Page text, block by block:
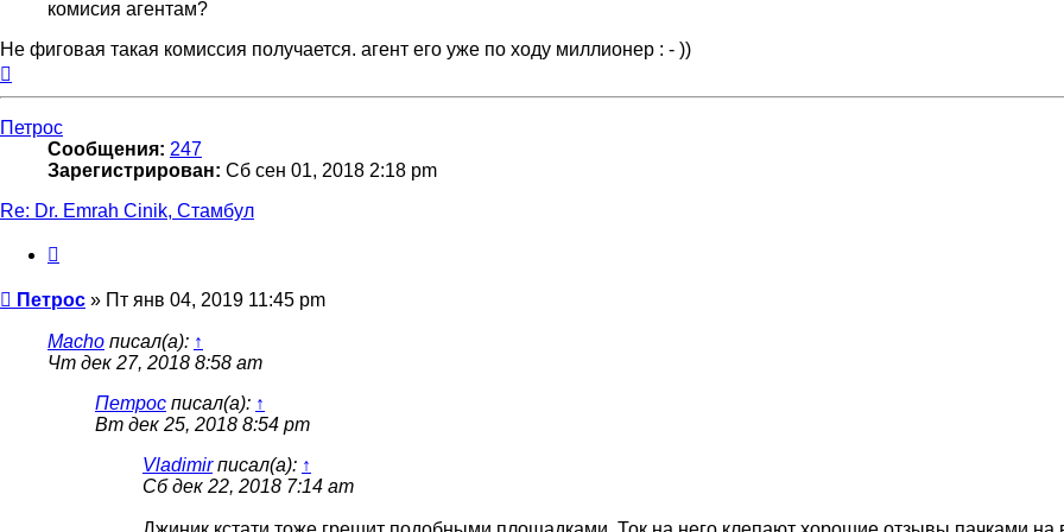
комисия агентам?
Не фиговая такая комиссия получается. агент его уже по ходу миллионер : - ))
Петрос
Сообщения: 247
Зарегистрирован: Сб сен 01, 2018 2:18 pm
Re: Dr. Emrah Cinik, Стамбул
Сообщение
Петрос » Пт янв 04, 2019 11:45 pm
Macho писал(а): ↑
Чт дек 27, 2018 8:58 am
Петрос писал(а): ↑
Вт дек 25, 2018 8:54 pm
Vladimirписал(а): ↑
Сб дек 22, 2018 7:14 am